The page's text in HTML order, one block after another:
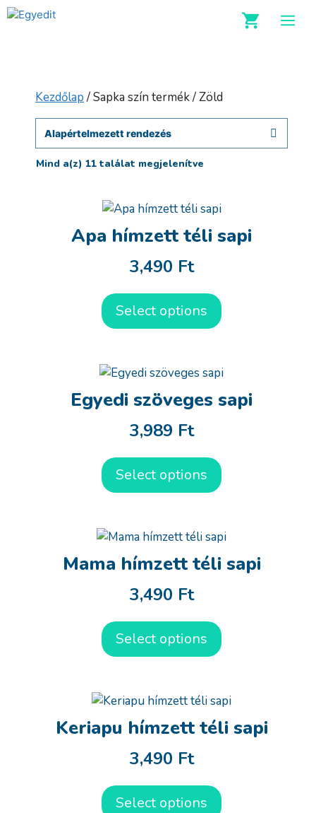
Kilépés
Kezdőlap/ Sapka szín termék / Zöld
Mind a(z) 11 találat megjelenítve
Apa hímzett téli sapi
3,490 Ft
Select options
Egyedi szöveges sapi
3,989 Ft
Select options
Mama hímzett téli sapi
3,490 Ft
Select options
Keriapu hímzett téli sapi
3,490 Ft
Select options